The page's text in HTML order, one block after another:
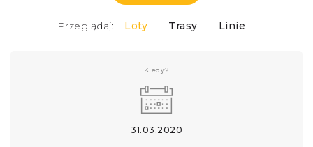
Przeglądaj: Loty Trasy Linie
Kiedy?
31.03.2020